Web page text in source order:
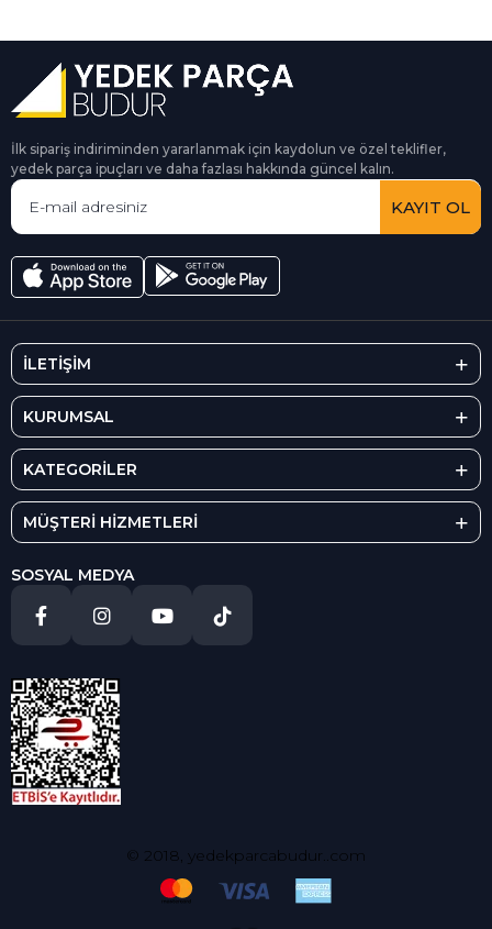
İlk sipariş indiriminden yararlanmak için kaydolun ve özel teklifler,
yedek parça ipuçları ve daha fazlası hakkında güncel kalın.
KAYIT OL
İLETİŞİM
KURUMSAL
KATEGORİLER
MÜŞTERİ HİZMETLERİ
SOSYAL MEDYA
© 2018, yedekparcabudur..com